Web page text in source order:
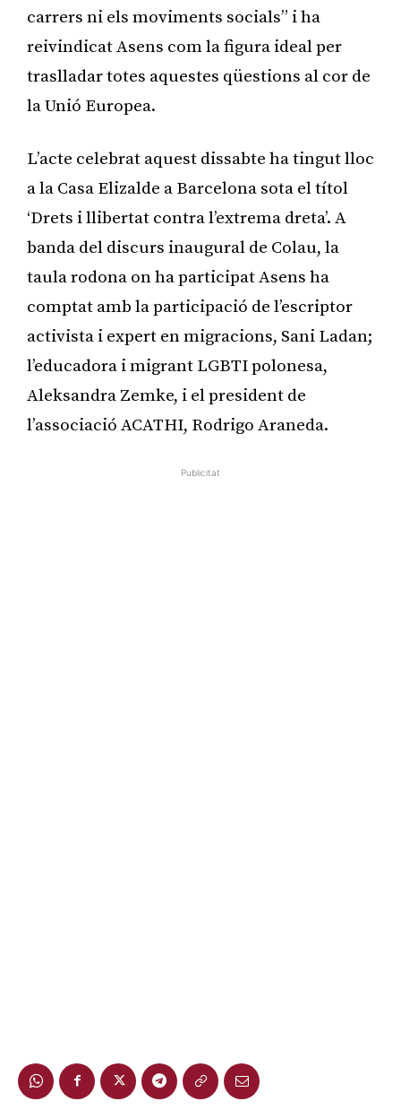
carrers ni els moviments socials” i ha
reivindicat Asens com la figura ideal per
traslladar totes aquestes qüestions al cor de
la Unió Europea.
L’acte celebrat aquest dissabte ha tingut lloc
a la Casa Elizalde a Barcelona sota el títol
‘Drets i llibertat contra l’extrema dreta’. A
banda del discurs inaugural de Colau, la
taula rodona on ha participat Asens ha
comptat amb la participació de l’escriptor
activista i expert en migracions, Sani Ladan;
l’educadora i migrant LGBTI polonesa,
Aleksandra Zemke, i el president de
l’associació ACATHI, Rodrigo Araneda.
Publicitat